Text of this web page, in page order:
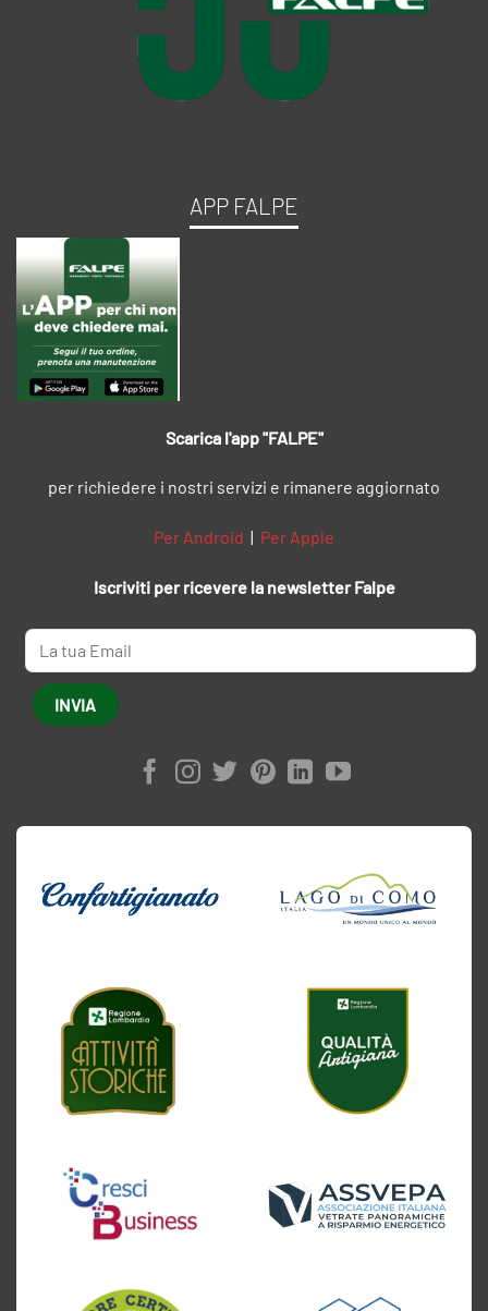
APP FALPE
Scarica l'app "FALPE"
per richiedere i nostri servizi e rimanere aggiornato
Per Android | Per Apple
Iscriviti per ricevere la newsletter Falpe